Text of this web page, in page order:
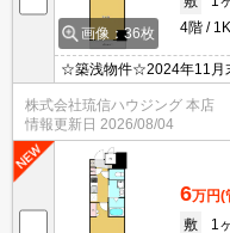
画像：36枚
4階
1K
☆築浅物件☆2024年11月
ター2基付き♪嬉しい設備
株式会社琉信ハウジング 本店
情報更新日 2026/08/04
6万円(
敷
1